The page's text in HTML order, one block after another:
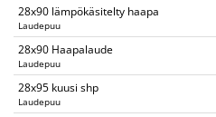
28x90 lämpökäsitelty haapa
Laudepuu
28x90 Haapalaude
Laudepuu
28x95 kuusi shp
Laudepuu